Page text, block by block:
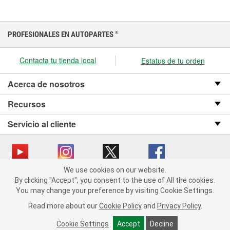
We use cookies on our website. By clicking "Accept", you consent
to the use of All the cookies.
You may change your preference by visiting Cookie Settings.
Read more about our Cookie Policy and Privacy Policy.
Cookie Settings Accept Decline
PROFESIONALES EN AUTOPARTES ®
Contacta tu tienda local Estatus de tu orden
Acerca de nosotros
Recursos
Servicio al cliente
Copyright © 2008-2026 O’Reilly Auto Parts v OST_3.2.0.0.729 (3) cv1361
catalog_main
Política de privacidad
Ley de transparencia en las cadenas de suministro
We use cookies on our website.
By clicking "Accept", you consent to the use of All the cookies.
You may change your preference by visiting Cookie Settings.
Read more about our Cookie Policy and Privacy Policy.
Cookie Settings Accept Decline